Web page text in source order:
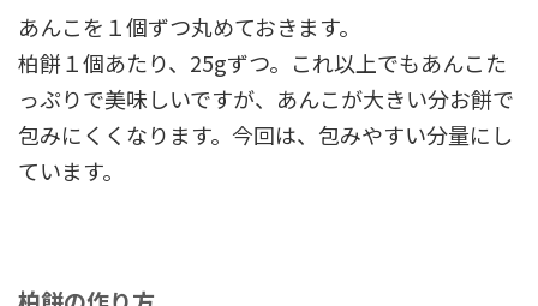
あんこを１個ずつ丸めておきます。
柏餅１個あたり、25gずつ。これ以上でもあんこた
っぷりで美味しいですが、あんこが大きい分お餅で
包みにくくなります。今回は、包みやすい分量にし
ています。